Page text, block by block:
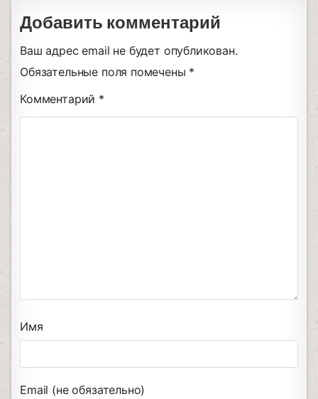
Добавить комментарий
Ваш адрес email не будет опубликован.
Обязательные поля помечены *
Комментарий *
Имя
Email (не обязательно)